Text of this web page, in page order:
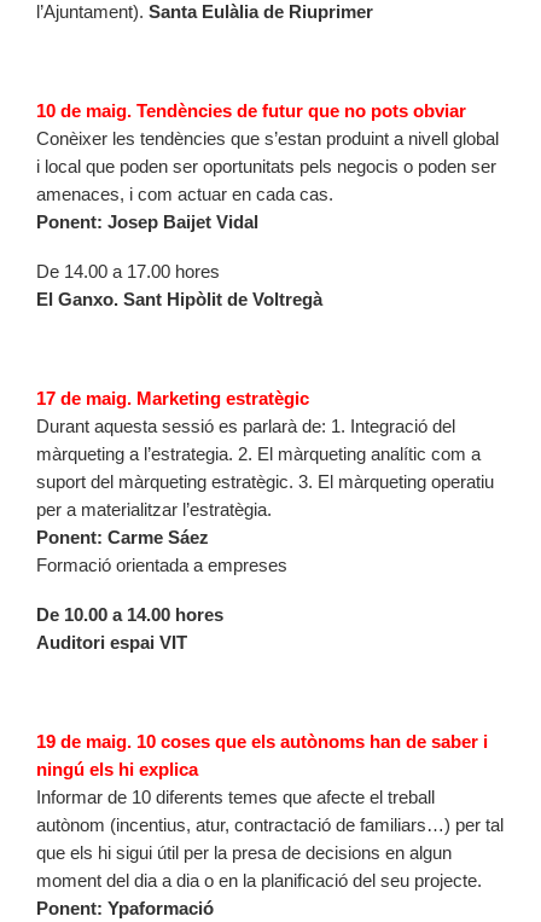
l’Ajuntament). Santa Eulàlia de Riuprimer
10 de maig. Tendències de futur que no pots obviar
Conèixer les tendències que s’estan produint a nivell global
i local que poden ser oportunitats pels negocis o poden ser
amenaces, i com actuar en cada cas.
Ponent: Josep Baijet Vidal
De 14.00 a 17.00 hores
El Ganxo. Sant Hipòlit de Voltregà
17 de maig. Marketing estratègic
Durant aquesta sessió es parlarà de: 1. Integració del
màrqueting a l’estrategia. 2. El màrqueting analític com a
suport del màrqueting estratègic. 3. El màrqueting operatiu
per a materialitzar l’estratègia.
Ponent: Carme Sáez
Formació orientada a empreses
De 10.00 a 14.00 hores
Auditori espai VIT
19 de maig. 10 coses que els autònoms han de saber i
ningú els hi explica
Informar de 10 diferents temes que afecte el treball
autònom (incentius, atur, contractació de familiars…) per tal
que els hi sigui útil per la presa de decisions en algun
moment del dia a dia o en la planificació del seu projecte.
Ponent: Ypaformació